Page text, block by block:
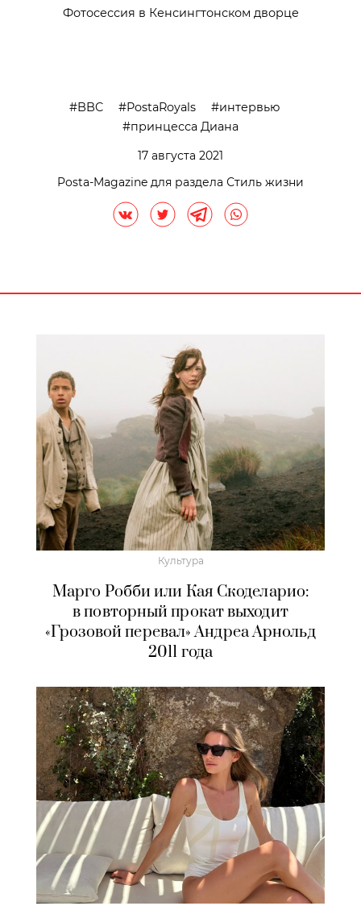
Фотосессия в Кенсингтонском дворце
BBC PostaRoyals
интервью
принцесса Диана
17 августа 2021
Posta-Magazine для раздела Стиль жизни
Культура
Марго Робби или Кая Скоделарио:
в повторный прокат выходит
«Грозовой перевал» Андреа Арнольд
2011 года